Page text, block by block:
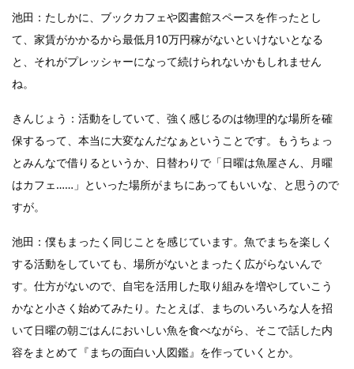
池田：たしかに、ブックカフェや図書館スペースを作ったとし
て、家賃がかかるから最低月10万円稼がないといけないとなる
と、それがプレッシャーになって続けられないかもしれません
ね。
きんじょう：活動をしていて、強く感じるのは物理的な場所を確
保するって、本当に大変なんだなぁということです。もうちょっ
とみんなで借りるというか、日替わりで「日曜は魚屋さん、月曜
はカフェ……」といった場所がまちにあってもいいな、と思うので
すが。
池田：僕もまったく同じことを感じています。魚でまちを楽しく
する活動をしていても、場所がないとまったく広がらないんで
す。仕方がないので、自宅を活用した取り組みを増やしていこう
かなと小さく始めてみたり。たとえば、まちのいろいろな人を招
いて日曜の朝ごはんにおいしい魚を食べながら、そこで話した内
容をまとめて『まちの面白い人図鑑』を作っていくとか。